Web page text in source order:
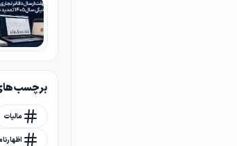
برچسب
مالیات